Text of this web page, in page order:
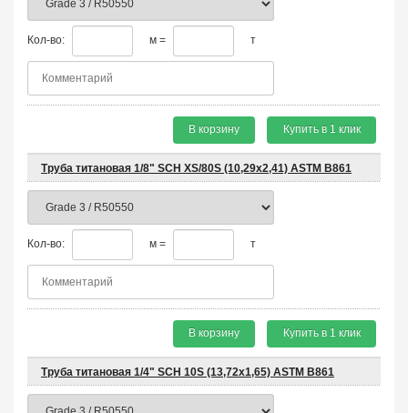
Кол-во: м = т
В корзину Купить в 1 клик
Труба титановая 1/8" SCH XS/80S (10,29x2,41) ASTM B861
Кол-во: м = т
В корзину Купить в 1 клик
Труба титановая 1/4" SCH 10S (13,72x1,65) ASTM B861